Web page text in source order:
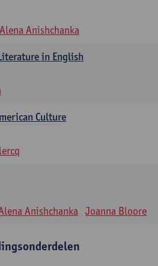
Alena Anishchanka
in English
Culture
Anishchanka Joanna Bloore